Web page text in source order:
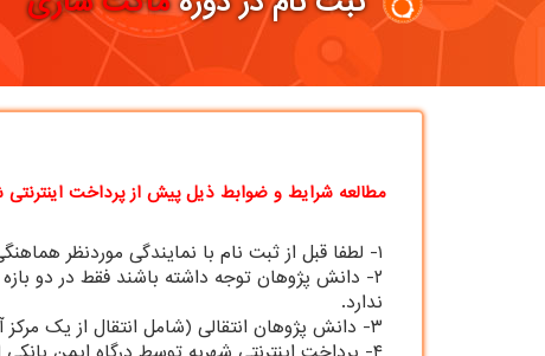
مطالعه شرایط و ضوابط ذیل پیش از پرداخت اینترنتی
۱- لطفا قبل از ثبت نام با نمایندگی موردنظر هماهنگی لازم را انجام دهید.
ندارد.
۳- دانش پژوهان انتقالی (شامل انتقال از یک مرکز آموزشی به مرکز دیگر) می بایست شهریه خود را در مرکز مقصد واریز نمایند.